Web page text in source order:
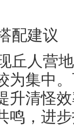
配建议
丘人营
为集中
升清怪
鸣，进